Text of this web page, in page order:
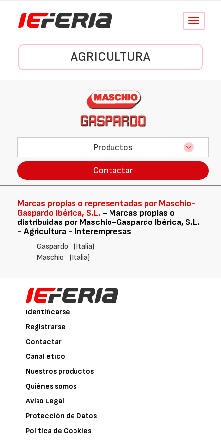
Conmutar
AGRICULTURA
Productos
Contactar
Marcas propias o representadas por Maschio-
Gaspardo Ibérica, S.L. - Marcas propias o
distribuidas por Maschio-Gaspardo Ibérica, S.L.
- Agricultura - Interempresas
Gaspardo
(Italia)
Maschio
(Italia)
Identificarse
Registrarse
Contactar
Canal ético
Nuestros productos
Quiénes somos
Aviso Legal
Protección de Datos
Política de Cookies